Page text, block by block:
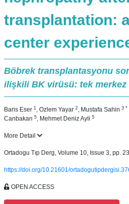
transplantation:
center
Böbrek transplantasyonu
ilişkili BK virüsü: tek merkez
Baris Eser 1 , Ozlem Yayar 2, Mustafa Sahin 3 *
Canbakan 5, Mehmet Deniz Ayli 5
More Detail
Ortadogu Tıp Derg, Volume 10, Issue 3, pp.
https://doi.org/10.21601/
OPEN ACCESS